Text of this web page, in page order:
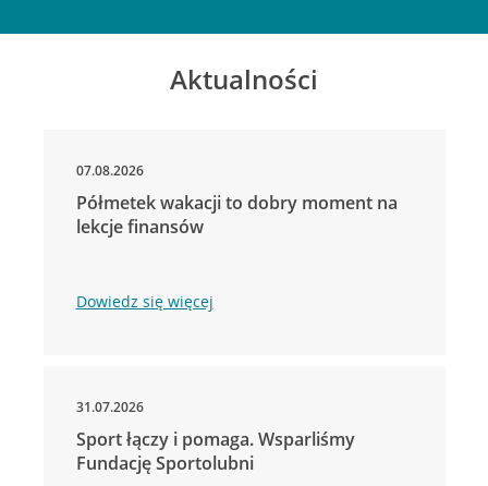
Aktualności
07.08.2026
Półmetek wakacji to dobry moment na
lekcje finansów
Dowiedz się więcej
31.07.2026
Sport łączy i pomaga. Wsparliśmy
Fundację Sportolubni